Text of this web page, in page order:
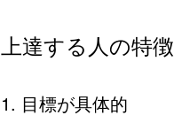
上達する人の特徴
1. 目標が具体的